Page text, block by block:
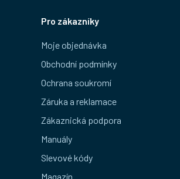
Pro zákazníky
Moje objednávka
Obchodní podmínky
Ochrana soukromí
Záruka a reklamace
Zákaznická podpora
Manuály
Slevové kódy
Magazín